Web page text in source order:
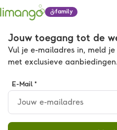
family
Jouw toegang tot de
Vul je e-mailadres in, meld
met exclusieve aanbiedingen.
E-Mail *